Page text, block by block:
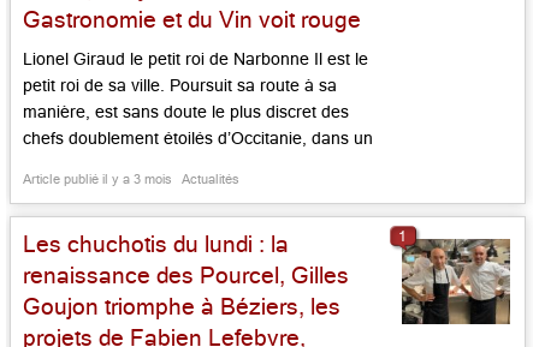
Gastronomie et du Vin voit rouge
Lionel Giraud le petit roi de Narbonne Il est le
petit roi de sa ville. Poursuit sa route à sa
manière, est sans doute le plus discret des
chefs doublement étoilés d’Occitanie, dans un
Maison Saint-Crescent, Lionel Giraud poursuit,
loin des effets de mode, une œuvre […]...
Article publié il y a 3 mois Actualités
Les chuchotis du lundi : la
renaissance des Pourcel, Gilles
Goujon triomphe à Béziers, les
projets de Fabien Lefebvre,
1